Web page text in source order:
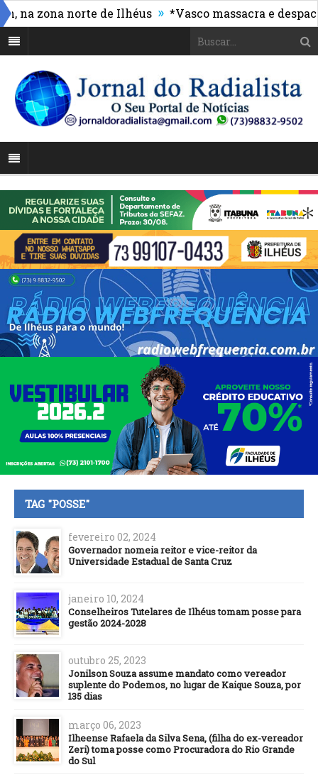
zona norte de Ilhéus » *Vasco massacra e
TAG "POSSE"
fevereiro 02, 2024
Governador nomeia reitor e vice-reitor da
Universidade Estadual de Santa Cruz
janeiro 10, 2024
Conselheiros Tutelares de Ilhéus tomam posse para
gestão 2024-2028
outubro 25, 2023
Jonilson Souza assume mandato como vereador
suplente do Podemos, no lugar de Kaique Souza, por
135 dias
março 06, 2023
Ilheense Rafaela da Silva Sena, (filha do ex-vereador
Zeri) toma posse como Procuradora do Rio Grande
do Sul